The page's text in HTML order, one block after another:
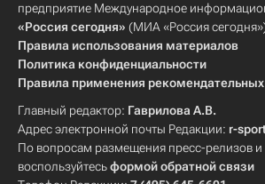
предприятие Международное
«Россия сегодня» (МИА «Россия
Правила использования материалов
Политика конфиденциальности
Правила применения рекомендательных
Главный редактор: Гаврилова А.В.
Адрес электронной почты Редакции: r-
По вопросам размещения пресс-релизов
воспользуйтесьформой обратной связи